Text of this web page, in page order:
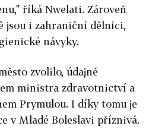
říká Nwelati. Zároveň
jsou i zahraniční dělníci,
návyky.
zvolilo, údajně
ministra zdravotnictví a
Prymulou. I díky tomu je
v Mladé Boleslavi příznivá.